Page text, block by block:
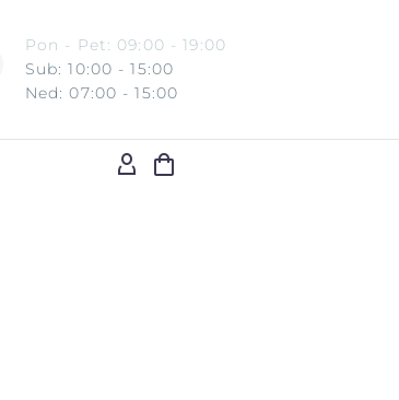
Pon - Pet: 09:00 - 19:00
Sub: 10:00 - 15:00
Ned: 07:00 - 15:00